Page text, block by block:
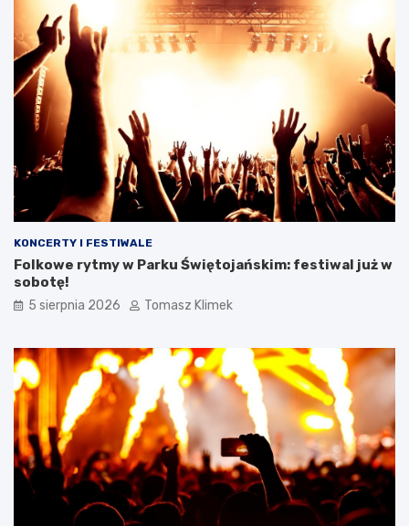
KONCERTY I FESTIWALE
Folkowe rytmy w Parku Świętojańskim: festiwal już w
sobotę!
5 sierpnia 2026 Tomasz Klimek